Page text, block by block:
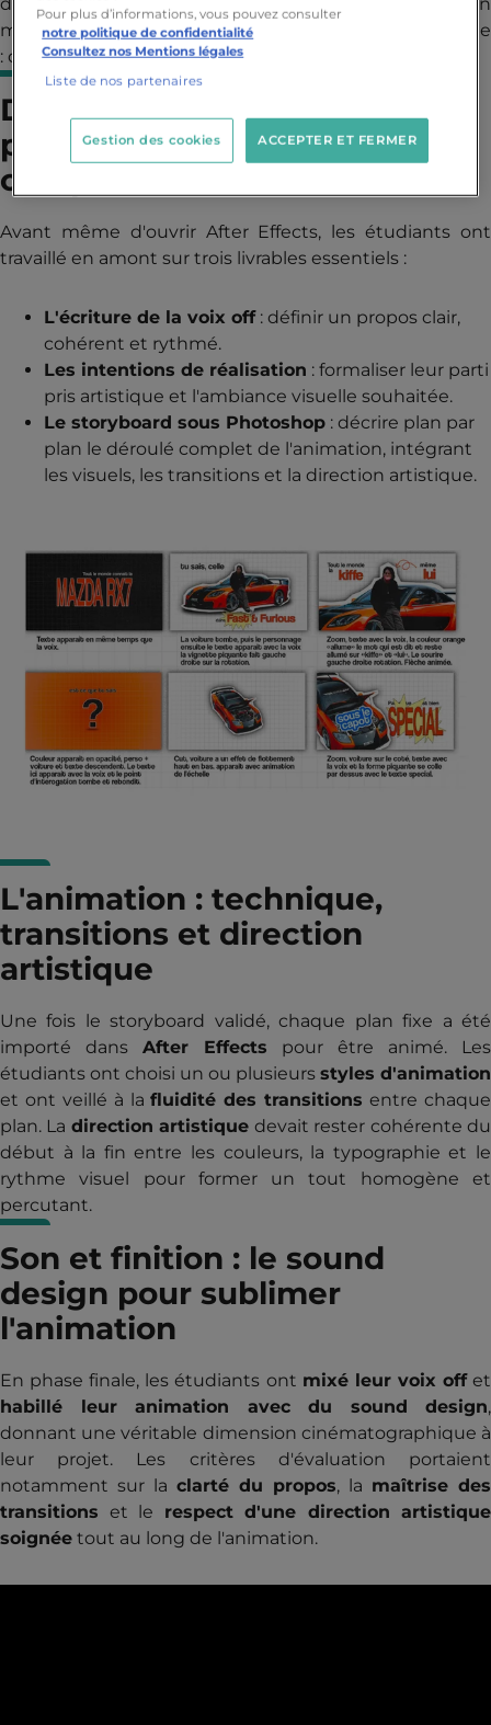
maîtrisant toutes les étapes de la création audiovisuelle
: de l'écriture jusqu'au sound design.
De l'intention à l'image : un
processus de production
complet
Avant même d'ouvrir After Effects, les étudiants ont
travaillé en amont sur trois livrables essentiels :
L'écriture de la voix off: définir un propos clair,
cohérent et rythmé.
Les intentions de réalisation : formaliser leur parti
pris artistique et l'ambiance visuelle souhaitée.
Le storyboard sous Photoshop : décrire plan par
plan le déroulé complet de l'animation, intégrant
les visuels, les transitions et la direction artistique.
L'animation : technique,
transitions et direction
artistique
Une fois le storyboard validé, chaque plan fixe a été
importé dans After Effects pour être animé. Les
étudiants ont choisi un ou plusieurs styles d'animation
et ont veillé à lafluidité des transitions entre chaque
plan. La direction artistique devait rester cohérente du
début à la fin entre les couleurs, la typographie et le
rythme visuel pour former un tout homogène et
percutant.
Son et finition : le sound
design pour sublimer
l'animation
En phase finale, les étudiants ont mixé leur voix offet
habillé leur animation avec du sound design,
donnant une véritable dimension cinématographique à
leur projet. Les critères d'évaluation portaient
notamment sur la clarté du propos, la maîtrise des
transitions et le respect d'une direction artistique
soignée tout au long de l'animation.
Pour plus d’informations, vous pouvez consulter
notre politique de confidentialité
Consultez nos Mentions légales
Liste de nos partenaires
ACCEPTER ET FERMER
Gestion des cookies